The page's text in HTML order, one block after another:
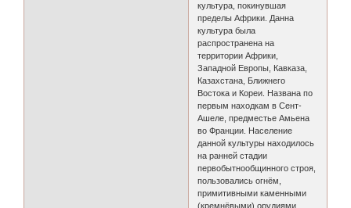
культура, покинувшая
пределы Африки. Данна
культура была
распространена на
территории Африки,
Западной Европы, Кавказа,
Казахстана, Ближнего
Востока и Кореи. Названа по
первым находкам в Сент-
Ашеле, предместье Амьена
во Франции. Население
данной культуры находилось
на ранней стадии
первобытнообщинного строя,
пользовались огнём,
примитивными каменными
(кремнёвыми) орудиями